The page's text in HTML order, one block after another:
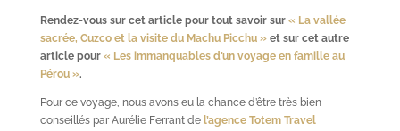
Rendez-vous sur cet article pour tout savoir sur « La vallée
sacrée, Cuzco et la visite du Machu Picchu »et sur cet autre
article pour « Les immanquables d’un voyage en famille au
Pérou ».
Pour ce voyage, nous avons eu la chance d’être très bien
conseillés par Aurélie Ferrant de l’agence Totem Travel